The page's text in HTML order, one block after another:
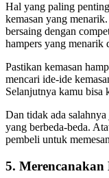
Hal yang paling
kemasan yang
bersaing dengan
hampers yang menarik
Pastikan kemasan
mencari ide-ide
Selanjutnya kamu bisa
Dan tidak ada
yang berbeda-beda.
pembeli untuk
5. Merencanakan